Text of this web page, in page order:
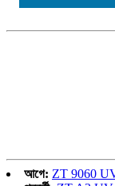
আগে: ZT 9060 UV